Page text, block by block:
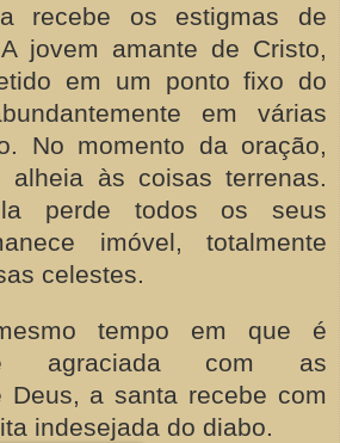
recebe os estigmas de
jovem amante de Cristo,
em um ponto fixo do
em várias
No momento da oração,
alheia às coisas terrenas.
perde todos os seus
imóvel, totalmente
celestes.
tempo em que é
agraciada com as
Deus, a santa recebe com
indesejada do diabo.